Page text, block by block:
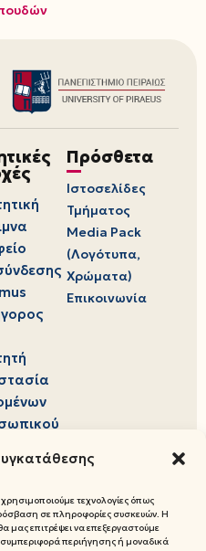
τεχνολογίες όπως
σε πληροφορίες συσκευών. Η
μας επιτρέψει να επεξεργαστούμε
περιήγησης ή μοναδικά
Πρόσθετα
Ιστοσελίδες
Τμήματος
Media Pack
(Λογότυπα,
Χρώματα)
Επικοινωνία